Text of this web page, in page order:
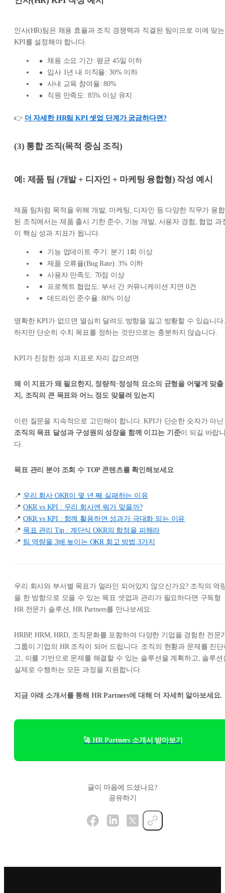
인사(HR)팀은 채용 효율과 조직 경쟁력과 직결된 팀이므로 이에 맞는
KPI를 설정해야 합니다.
채용 소요 기간: 평균 45일 이하
입사 1년 내 이직율: 30% 이하
사내 교육 참여율: 80%
직원 만족도: 85% 이상 유지
👉 더 자세한 HR팀 KPI 셋업 단계가 궁금하다면?
(3) 통합 조직(목적 중심 조직)
예: 제품 팀 (개발 + 디자인 + 마케팅 융합형) 작성 예시
제품 팀처럼 목적을 위해 개발, 마케팅, 디자인 등 다양한 직무가 융합
된 조직에서는 제품 출시 기한 준수, 기능 개발, 사용자 경험, 협업 과
이 핵심 성과 지표가 됩니다.
기능 업데이트 주기: 분기 1회 이상
제품 오류율(Bug Rate): 3% 이하
사용자 만족도: 70점 이상
프로젝트 협업도: 부서 간 커뮤니케이션 지연 0건
데드라인 준수율: 80% 이상
명확한 KPI가 없으면 열심히 달려도 방향을 잃고 방황할 수 있습니다.
하지만 단순히 수치 목표를 정하는 것만으로는 충분하지 않습니다.
KPI가 진정한 성과 지표로 자리 잡으려면
왜 이 지표가 왜 필요한지, 정량적·정성적 요소의 균형을 어떻게 맞출
지, 조직의 큰 목표와 어느 정도 맞물려 있는지
이런 질문을 지속적으로 고민해야 합니다. KPI가 단순한 숫자가 아닌
조직의 목표 달성과 구성원의 성장을 함께 이끄는 기준이 되길 바랍
다.
목표 관리 분야 조회 수 TOP 콘텐츠를 확인해보세요
📍 우리 회사 OKR이 몇 년 째 실패하는 이유
📍 OKR vs KPI : 우리 회사엔 뭐가 맞을까?
📍 OKR vs KPI : 함께 활용하면 성과가 극대화 되는 이유
📍 목표 관리 Tip : 계단식 OKR의 함정을 피해라
📍 팀 역량을 3배 높이는 OKR 회고 방법 3가지
우리 회사와 부서별 목표가 얼라인 되어있지 않으신가요? 조직의 역
을 한 방향으로 모을 수 있는 목표 셋업과 관리가 필요하다면 구독형
HR 전문가 솔루션, HR Partners를 만나보세요.
HRBP, HRM, HRD, 조직문화를 포함하여 다양한 기업을 경험한 전문
그룹이 기업의 HR 조직이 되어 드립니다. 조직의 현황과 문제를 진단
고, 이를 기반으로 문제를 해결할 수 있는 솔루션을 계획하고, 솔루션
실제로 수행하는 모든 과정을 지원합니다.
지금 아래 소개서를 통해 HR Partners에 대해 더 자세히 알아보세요.
🚀 HR Partners 소개서 받아보기
글이 마음에 드셨나요?
공유하기